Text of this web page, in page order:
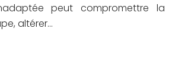
peut compromettre la
altérer…